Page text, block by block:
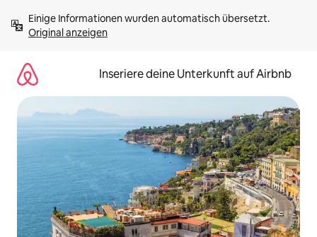
Inhalten
springenOriginal anzeigen
Inseriere deine Unterkunft auf Airbnb